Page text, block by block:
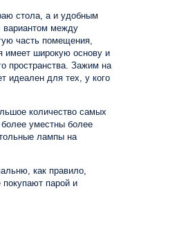
стола, а и удобным
вариантом между
часть помещения,
имеет широкую основу и
пространства. Зажим на
идеален для тех, у кого
количество самых
уместны более
лампы на
как правило,
парой и